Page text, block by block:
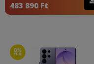
483 890 Ft